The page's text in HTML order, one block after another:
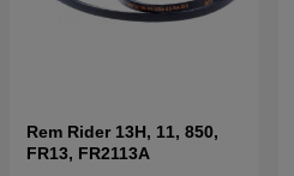
Rem Rider 13H, 11, 850,
FR13, FR2113A